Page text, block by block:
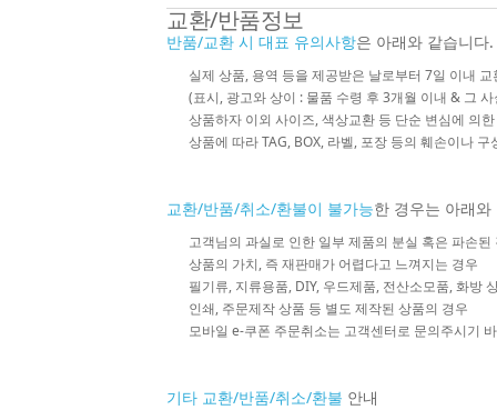
교환/반품정보
반품/교환 시 대표 유의사항은 아래와 같습니다.
실제 상품, 용역 등을 제공받은 날로부터 7일 이내
(표시, 광고와 상이 : 물품 수령 후 3개월 이내 & 그
상품하자 이외 사이즈, 색상교환 등 단순 변심에 의
상품에 따라 TAG, BOX, 라벨, 포장 등의 훼손이나
교환/반품/취소/환불이 불가능한 경우는 아래와
고객님의 과실로 인한 일부 제품의 분실 혹은 파손된
상품의 가치, 즉 재판매가 어렵다고 느껴지는 경우
필기류, 지류용품, DIY, 우드제품, 전산소모품, 화방
인쇄, 주문제작 상품 등 별도 제작된 상품의 경우
모바일 e-쿠폰 주문취소는 고객센터로 문의주시기
기타 교환/반품/취소/환불 안내